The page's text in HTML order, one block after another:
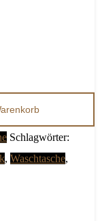
Schlagwörter:
, Waschtasche,